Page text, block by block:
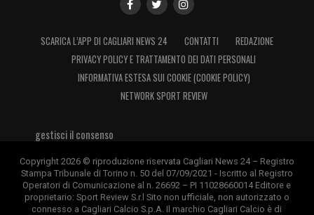
SCARICA L’APP DI CAGLIARI NEWS 24 CONTATTI
REDAZIONE
PRIVACY POLICY E TRATTAMENTO DEI DATI PERSONALI
INFORMATIVA ESTESA SUI COOKIE (COOKIE POLICY)
NETWORK SPORT REVIEW
gestisci il consenso
Copyright 2026 © riproduzione riservata Cagliari News 24 – Registro
Stampa Tribunale di Torino n. 50 del 07/09/2021 - Iscritto al Registro
Operatori di Comunicazione al n. 26692 – PI 11028660014 Editore e
proprietario: Sport Review S.r.l Sito non ufficiale, non autorizzato o
connesso a Cagliari Calcio S.p.A. Il marchio Cagliari Calcio è di